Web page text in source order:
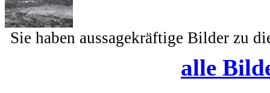
Sie haben aussagekräftige Bilder zu
alle